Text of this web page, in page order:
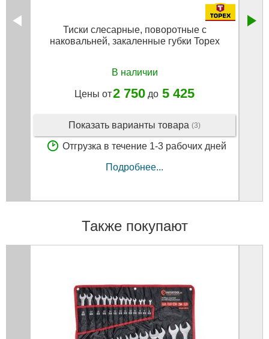
Тиски слесарные, поворотные с
наковальней, закаленные губки Topex
В наличии
Цены от2 750 до 5 425
Показать варианты товара (3)
Отгрузка в течение 1-3 рабочих дней
Подробнее...
Также покупают